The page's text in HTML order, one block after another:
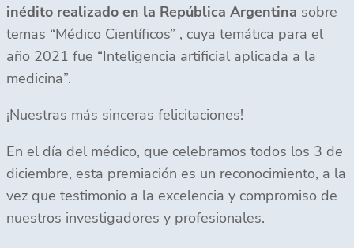
inédito realizado en la República Argentina sobre
temas “Médico Científicos” , cuya temática para el
año 2021 fue “Inteligencia artificial aplicada a la
medicina”.
¡Nuestras más sinceras felicitaciones!
En el día del médico, que celebramos todos los 3 de
diciembre, esta premiación es un reconocimiento, a la
vez que testimonio a la excelencia y compromiso de
nuestros investigadores y profesionales.